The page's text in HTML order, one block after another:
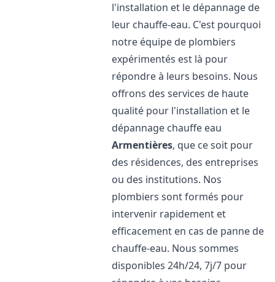
l'installation et le dépannage de
leur chauffe-eau. C'est pourquoi
notre équipe de plombiers
expérimentés est là pour
répondre à leurs besoins. Nous
offrons des services de haute
qualité pour l'installation et le
dépannage chauffe eau
Armentières, que ce soit pour
des résidences, des entreprises
ou des institutions. Nos
plombiers sont formés pour
intervenir rapidement et
efficacement en cas de panne de
chauffe-eau. Nous sommes
disponibles 24h/24, 7j/7 pour